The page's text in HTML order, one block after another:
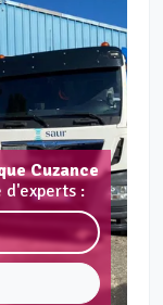
Cuzance
d'experts :